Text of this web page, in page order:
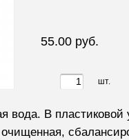
55.00 руб.
шт.
вода. В пластиковой